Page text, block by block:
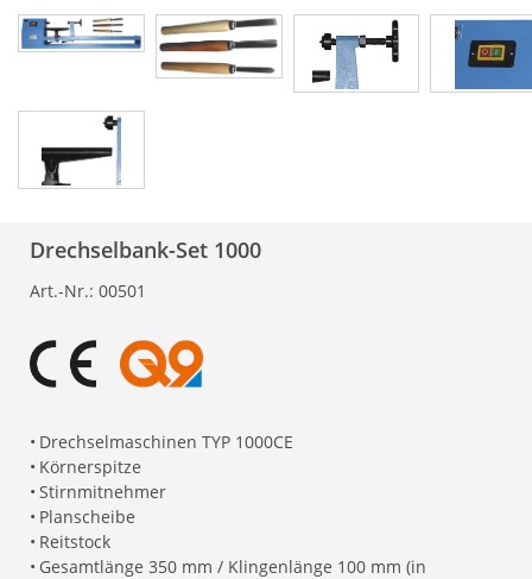
Drechselbank-Set 1000
Art.-Nr.: 00501
• Drechselmaschinen TYP 1000CE
• Körnerspitze
• Stirnmitnehmer
• Planscheibe
• Reitstock
• Gesamtlänge 350 mm / Klingenlänge 100 mm (in